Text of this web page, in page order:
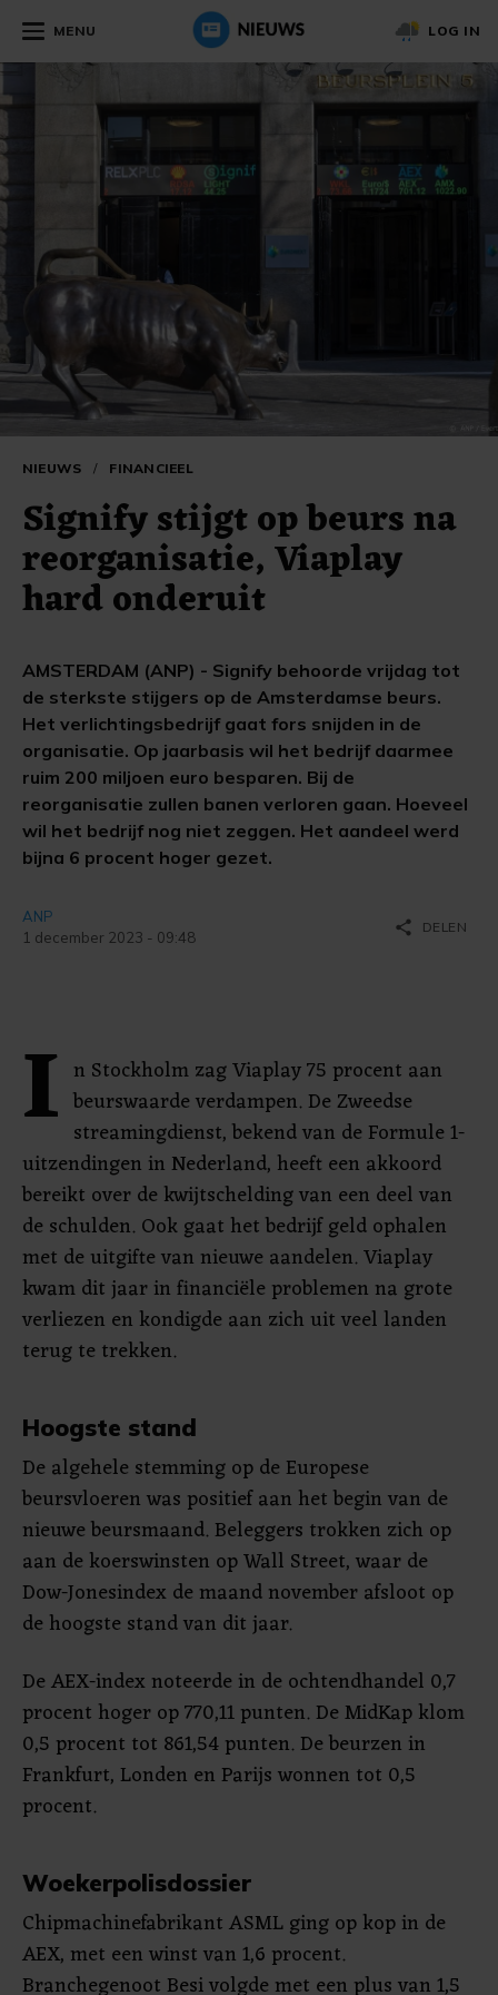
MENU LOG IN
NIEUWS / FINANCIEEL
Signify stijgt op beurs na
reorganisatie, Viaplay
hard onderuit
AMSTERDAM (ANP) - Signify behoorde vrijdag tot
de sterkste stijgers op de Amsterdamse beurs.
Het verlichtingsbedrijf gaat fors snijden in de
organisatie. Op jaarbasis wil het bedrijf daarmee
ruim 200 miljoen euro besparen. Bij de
reorganisatie zullen banen verloren gaan. Hoeveel
wil het bedrijf nog niet zeggen. Het aandeel werd
bijna 6 procent hoger gezet.
ANP
1 december 2023 - 09:48
share DELEN
I n Stockholm zag Viaplay 75 procent aan
beurswaarde verdampen. De Zweedse
streamingdienst, bekend van de Formule 1-
uitzendingen in Nederland, heeft een akkoord
bereikt over de kwijtschelding van een deel van
de schulden. Ook gaat het bedrijf geld ophalen
met de uitgifte van nieuwe aandelen. Viaplay
kwam dit jaar in financiële problemen na grote
verliezen en kondigde aan zich uit veel landen
terug te trekken.
Hoogste stand
De algehele stemming op de Europese
beursvloeren was positief aan het begin van de
nieuwe beursmaand. Beleggers trokken zich op
aan de koerswinsten op Wall Street, waar de
Dow-Jonesindex de maand november afsloot op
de hoogste stand van dit jaar.
De AEX-index noteerde in de ochtendhandel 0,7
procent hoger op 770,11 punten. De MidKap klom
0,5 procent tot 861,54 punten. De beurzen in
Frankfurt, Londen en Parijs wonnen tot 0,5
procent.
Woekerpolisdossier
Chipmachinefabrikant ASML ging op kop in de
AEX, met een winst van 1,6 procent.
Branchegenoot Besi volgde met een plus van 1,5